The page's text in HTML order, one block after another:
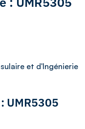
et d'Ingénierie
UMR5305